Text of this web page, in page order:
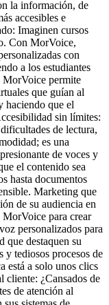
la información, de
accesibles e
Imaginen cursos
Con MorVoice,
con
a los estudiantes
MorVoice permite
que guían al
haciendo que el
sin límites:
de lectura,
es una
de voces y
el contenido sea
hasta documentos
Marketing que
de su audiencia en
para crear
personalizados para
que destaquen su
y tediosos procesos de
está a solo unos clics
cliente: ¿Cansados de
de atención al